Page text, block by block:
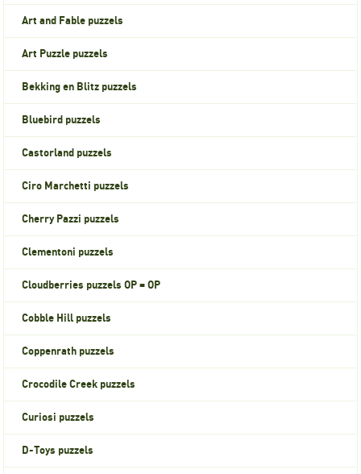
Art and Fable puzzels
Art Puzzle puzzels
Bekking en Blitz puzzels
Bluebird puzzels
Castorland puzzels
Ciro Marchetti puzzels
Cherry Pazzi puzzels
Clementoni puzzels
Cloudberries puzzels OP = OP
Cobble Hill puzzels
Coppenrath puzzels
Crocodile Creek puzzels
Curiosi puzzels
D-Toys puzzels